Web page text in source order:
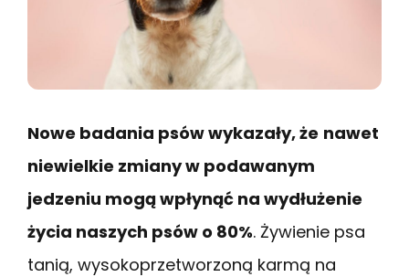
Nowe badania psów wykazały, że nawet
niewielkie zmiany w podawanym
jedzeniu mogą wpłynąć na wydłużenie
życia naszych psów o 80%. Żywienie psa
tanią, wysokoprzetworzoną karmą na